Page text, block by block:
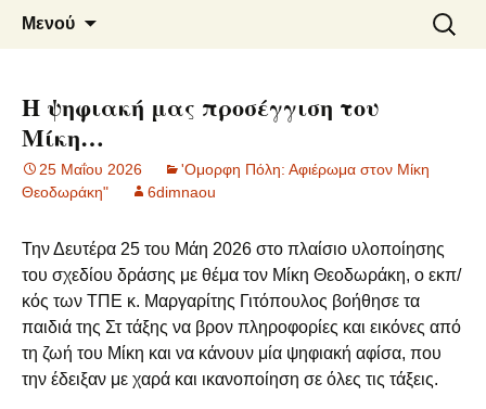
6o ΔΗΜΟΤΙΚΟ ΣΧΟΛΕΙΟ
ΝΑΟΥΣΑΣ
Μενού
για:
Η ψηφιακή μας προσέγγιση του
Μίκη…
25 Μαΐου 2026
'Ομορφη Πόλη: Αφιέρωμα στον Μίκη
Θεοδωράκη"
6dimnaou
Την Δευτέρα 25 του Μάη 2026 στο πλαίσιο υλοποίησης
του σχεδίου δράσης με θέμα τον Μίκη Θεοδωράκη, ο εκπ/
κός των ΤΠΕ κ. Μαργαρίτης Γιτόπουλος βοήθησε τα
παιδιά της Στ τάξης να βρον πληροφορίες και εικόνες από
τη ζωή του Μίκη και να κάνουν μία ψηφιακή αφίσα, που
την έδειξαν με χαρά και ικανοποίηση σε όλες τις τάξεις.